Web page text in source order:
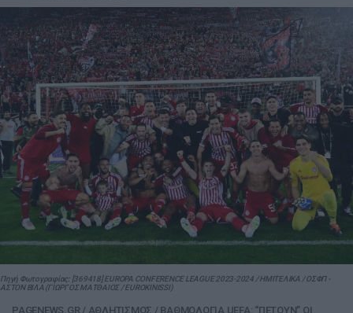
Πηγή Φωτογραφίας: [369418] EUROPA CONFERENCE LEAGUE 2023-2024 / ΗΜΙΤΕΛΙΚΑ / ΟΣΦΠ -
ΑΣΤΟΝ ΒΙΛΑ (ΓΙΩΡΓΟΣ ΜΑΤΘΑΙΟΣ / EUROKINISSI)
PAGENEWS.GR/ ΑΘΛΗΤΙΣΜΟΣ / ΒΑΘΜΟΛΟΓΙΑ UEFA: “ΠΕΤΟΥΝ” ΟΙ